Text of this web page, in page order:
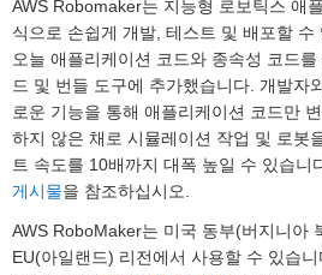
AWS Robomaker는 지능형 로보틱스 애
식으로 손쉽게 개발, 테스트 및 배포할 수
오늘 애플리케이션 코드와 종속성 코드
드 및 번들 도구에 추가했습니다. 개발자
로운 기능을 통해 애플리케이션 코드만
하지 않은 채로 시뮬레이션 작업 및 로봇
트 속도를 10배까지 대폭 높일 수 있습니
게시물을 참조하십시오.
AWS RoboMaker는 미국 동부(버지니아
EU(아일랜드) 리전에서 사용할 수 있습